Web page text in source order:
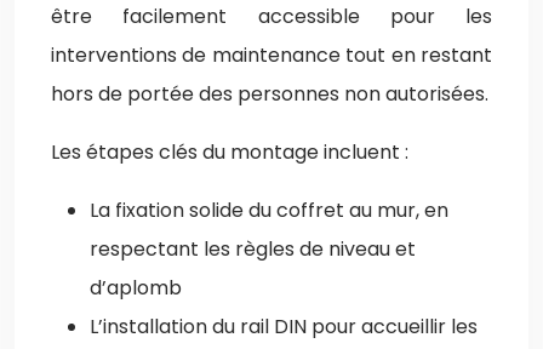
être facilement accessible pour les
interventions de maintenance tout en restant
hors de portée des personnes non autorisées.
Les étapes clés du montage incluent :
La fixation solide du coffret au mur, en
respectant les règles de niveau et
d’aplomb
L’installation du rail DIN pour accueillir les